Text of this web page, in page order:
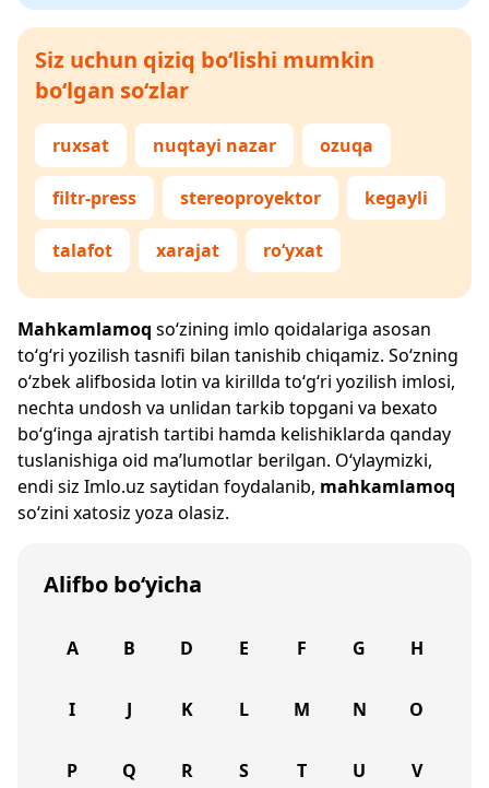
Siz uchun qiziq bo‘lishi mumkin
bo‘lgan so‘zlar
ruxsat nuqtayi nazar ozuqa
filtr-press stereoproyektor kegayli
talafot xarajat ro‘yxat
Mahkamlamoq so‘zining imlo qoidalariga asosan
to‘g‘ri yozilish tasnifi bilan tanishib chiqamiz. So‘zning
o‘zbek alifbosida lotin va kirillda to‘g‘ri yozilish imlosi,
nechta undosh va unlidan tarkib topgani va bexato
bo‘g‘inga ajratish tartibi hamda kelishiklarda qanday
tuslanishiga oid ma’lumotlar berilgan. O‘ylaymizki,
endi siz Imlo.uz saytidan foydalanib, mahkamlamoq
so‘zini xatosiz yoza olasiz.
Alifbo bo‘yicha
A B D E F G H
I J K L M N O
P Q R S T U V